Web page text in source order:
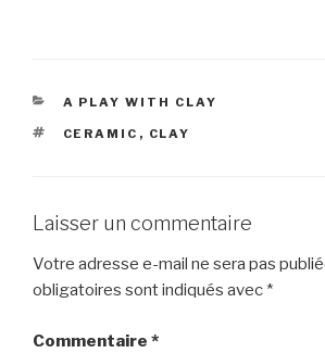
CATÉGORIES
A PLAY WITH CLAY
ÉTIQUETTES
CERAMIC , CLAY
Laisser un commentaire
Votre adresse e-mail ne sera pas
obligatoires sont indiqués avec *
Commentaire *